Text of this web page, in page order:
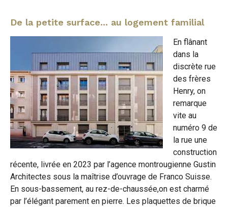
De la petite surface... au logement familial
En flânant
dans la
discrète rue
des frères
Henry, on
remarque
vite au
numéro 9 de
la rue une
construction
récente, livrée en 2023 par l’agence montrougienne Gustin
Architectes sous la maîtrise d’ouvrage de Franco Suisse.
En sous-bassement, au rez-de-chaussée,on est charmé
par l’élégant parement en pierre. Les plaquettes de brique